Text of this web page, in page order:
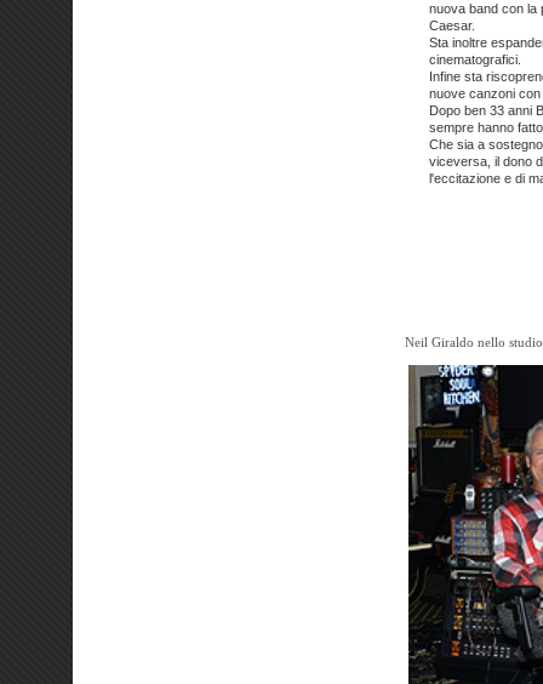
nuova band con la
Caesar.
Sta inoltre
cinematografici.
Infine sta
nuove canzoni
Dopo ben 33 anni
sempre hanno
Che sia a
viceversa, il dono
l'eccitazione e di
Neil Giraldo nello